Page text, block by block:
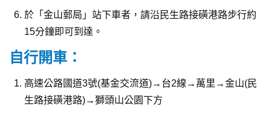
於「金山郵局」站下車者，請沿民生路接磺港路步行約
15分鐘即可到達。
自行開車：
高速公路國道3號(基金交流道)→台2線→萬里→金山(民
生路接磺港路)→獅頭山公園下方